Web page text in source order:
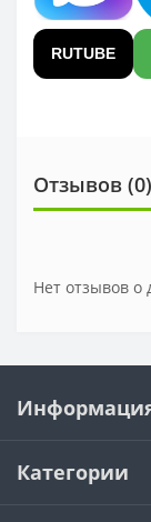
RUTUBE
Отзывов (0)
Нет отзывов о
Категории